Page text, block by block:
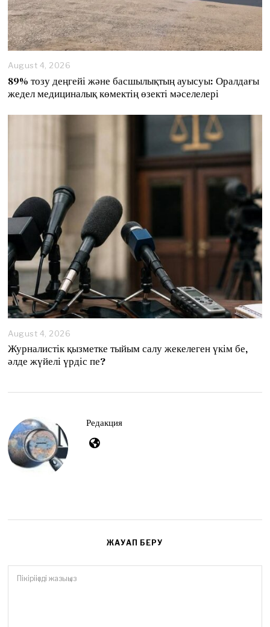
August 4, 2026
89% тозу деңгейі және басшылықтың ауысуы: Оралдағы
жедел медициналық көмектің өзекті мәселелері
August 4, 2026
g
u
Журналистік қызметке тыйым салу жекелеген үкім бе,
әлде жүйелі үрдіс пе?
Редакция
ЖАУАП БЕРУ